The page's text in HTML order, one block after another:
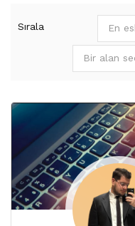
Sırala